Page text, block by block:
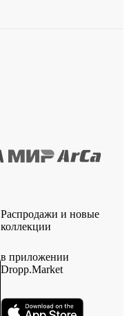
Распродажи и новые
коллекции
в приложении
Dropp.Market